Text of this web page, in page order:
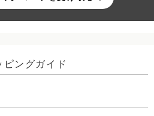
ピングガイド